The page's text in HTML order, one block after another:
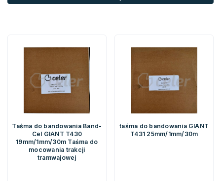
Taśma do bandowania Band-
Cel GIANT T430
19mm/1mm/30m Taśma do
mocowania trakcji
tramwajowej
taśma do bandowania GIANT
T431 25mm/1mm/30m